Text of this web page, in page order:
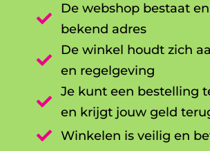

De webshop bestaat
bekend adres

De winkel houdt zich
en regelgeving

Je kunt een bestelling
en krijgt jouw geld

Winkelen is veilig en